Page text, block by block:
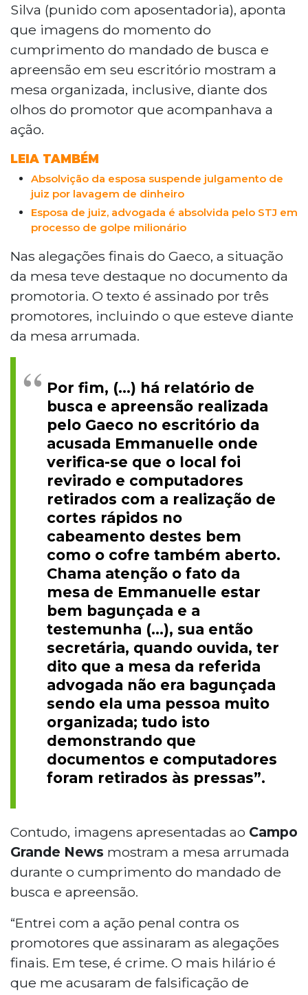
Silva (punido com aposentadoria), aponta
que imagens do momento do
cumprimento do mandado de busca e
apreensão em seu escritório mostram a
mesa organizada, inclusive, diante dos
olhos do promotor que acompanhava a
ação.
LEIA TAMBÉM
Absolvição da esposa suspende julgamento de
juiz por lavagem de dinheiro
Esposa de juiz, advogada é absolvida pelo STJ em
processo de golpe milionário
Nas alegações finais do Gaeco, a situação
da mesa teve destaque no documento da
promotoria. O texto é assinado por três
promotores, incluindo o que esteve diante
da mesa arrumada.
Por fim, (...) há relatório de
busca e apreensão realizada
pelo Gaeco no escritório da
acusada Emmanuelle onde
verifica-se que o local foi
revirado e computadores
retirados com a realização de
cortes rápidos no
cabeamento destes bem
como o cofre também aberto.
Chama atenção o fato da
mesa de Emmanuelle estar
bem bagunçada e a
testemunha (...), sua então
secretária, quando ouvida, ter
dito que a mesa da referida
advogada não era bagunçada
sendo ela uma pessoa muito
organizada; tudo isto
demonstrando que
documentos e computadores
foram retirados às pressas”.
Contudo, imagens apresentadas ao Campo
Grande News mostram a mesa arrumada
durante o cumprimento do mandado de
busca e apreensão.
“Entrei com a ação penal contra os
promotores que assinaram as alegações
finais. Em tese, é crime. O mais hilário é
que me acusaram de falsificação de